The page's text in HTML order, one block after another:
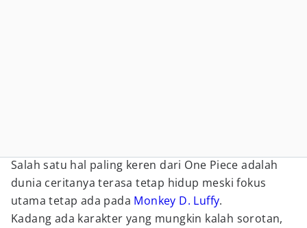
Salah satu hal paling keren dari One Piece adalah
dunia ceritanya terasa tetap hidup meski fokus
utama tetap ada pada Monkey D. Luffy.
Kadang ada karakter yang mungkin kalah sorotan,